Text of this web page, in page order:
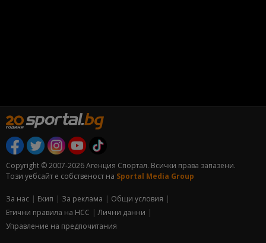
Copyright © 2007-2026 Агенция Спортал. Всички права запазени.
Този уебсайт е собственост на Sportal Media Group
За нас Екип За рекламa
Общи условия
Етични правила на НСС
Лични данни
Управление на предпочитания